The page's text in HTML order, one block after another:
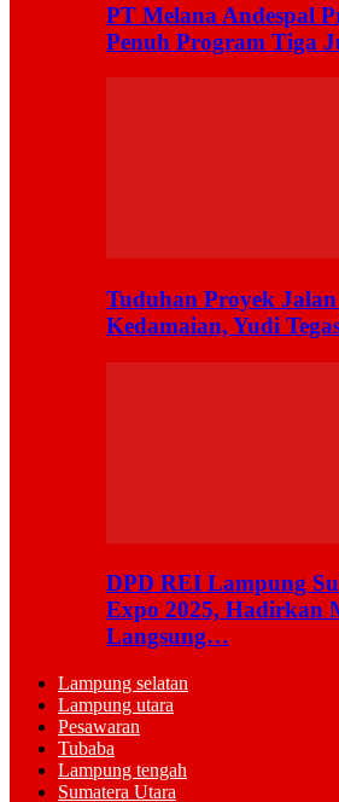
PT Melana Andespal
Penuh Program Tiga
Tuduhan Proyek
Kedamaian, Yudi
DPD REI Lampung
Expo 2025, Hadirkan
Langsung…
Lampung selatan
Lampung utara
Pesawaran
Tubaba
Lampung tengah
Sumatera Utara